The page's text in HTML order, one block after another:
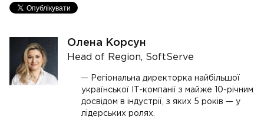
Олена Корсун
Head of Region, SoftServe
Регіональна директорка найбільшої
української IT-компанії з майже 10-річним
досвідом в індустрії, з яких 5 років — у
лідерських ролях.